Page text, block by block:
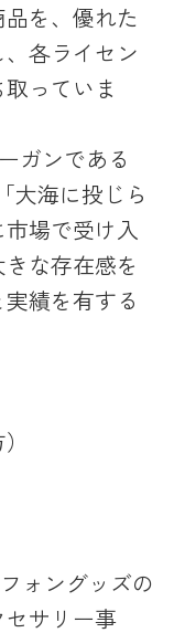
を、優れた
各ライセン
っていま
ガンである
大海に投じら
場で受け入
な存在感を
績を有する
ォングッズの
サリー事